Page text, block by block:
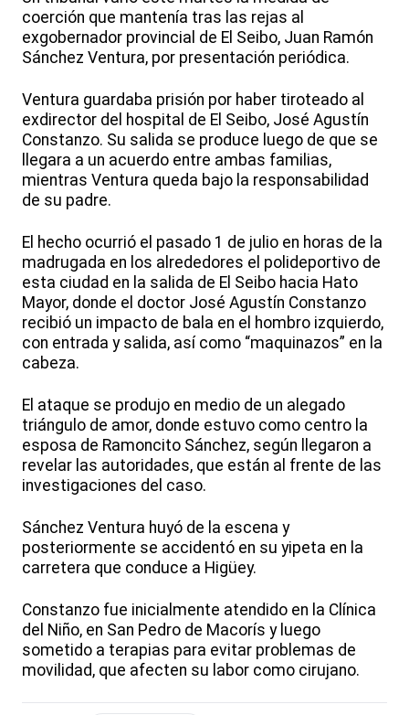
coerción que mantenía tras las rejas al
exgobernador provincial de El Seibo, Juan Ramón
Sánchez Ventura, por presentación periódica.
Ventura guardaba prisión por haber tiroteado al
exdirector del hospital de El Seibo, José Agustín
Constanzo. Su salida se produce luego de que se
llegara a un acuerdo entre ambas familias,
mientras Ventura queda bajo la responsabilidad
de su padre.
El hecho ocurrió el pasado 1 de julio en horas de la
madrugada en los alrededores el polideportivo de
esta ciudad en la salida de El Seibo hacia Hato
Mayor, donde el doctor José Agustín Constanzo
recibió un impacto de bala en el hombro izquierdo,
con entrada y salida, así como “maquinazos” en la
cabeza.
El ataque se produjo en medio de un alegado
triángulo de amor, donde estuvo como centro la
esposa de Ramoncito Sánchez, según llegaron a
revelar las autoridades, que están al frente de las
investigaciones del caso.
Sánchez Ventura huyó de la escena y
posteriormente se accidentó en su yipeta en la
carretera que conduce a Higüey.
Constanzo fue inicialmente atendido en la Clínica
del Niño, en San Pedro de Macorís y luego
sometido a terapias para evitar problemas de
movilidad, que afecten su labor como cirujano.